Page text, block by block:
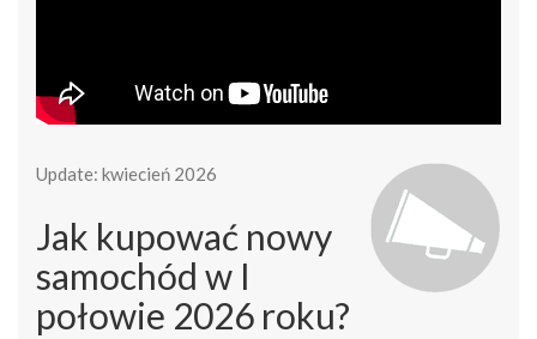
Update: kwiecień 2026
Jak kupować nowy
samochód w I
połowie 2026 roku?